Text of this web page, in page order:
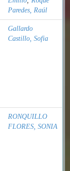
Paredes, Raúl
Gallardo
Castillo, Sofia
RONQUILLO
FLORES, SONIA